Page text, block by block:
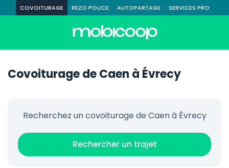
COVOITURAGE REZO POUCE AUTOPARTAGE SERVICES PRO
Covoiturage de Caen à Évrecy
Recherchez un covoiturage de Caen à Évrecy
Rechercher un trajet